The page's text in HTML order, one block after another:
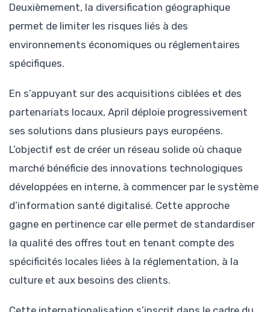
Deuxièmement, la diversification géographique
permet de limiter les risques liés à des
environnements économiques ou réglementaires
spécifiques.
En s’appuyant sur des acquisitions ciblées et des
partenariats locaux, April déploie progressivement
ses solutions dans plusieurs pays européens.
L’objectif est de créer un réseau solide où chaque
marché bénéficie des innovations technologiques
développées en interne, à commencer par le système
d’information santé digitalisé. Cette approche
gagne en pertinence car elle permet de standardiser
la qualité des offres tout en tenant compte des
spécificités locales liées à la réglementation, à la
culture et aux besoins des clients.